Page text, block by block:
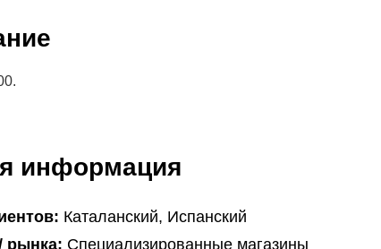
информация
Каталанский, Испанский
рынка: Специализированные магазины